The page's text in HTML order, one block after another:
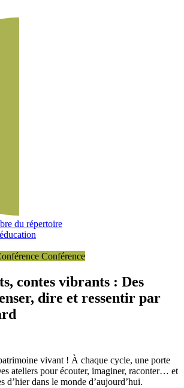
Conférence
contes vibrants : Des
dire et ressentir par
vivant ! À chaque cycle, une porte
ateliers pour écouter, imaginer, raconter… et
d’hier dans le monde d’aujourd’hui.